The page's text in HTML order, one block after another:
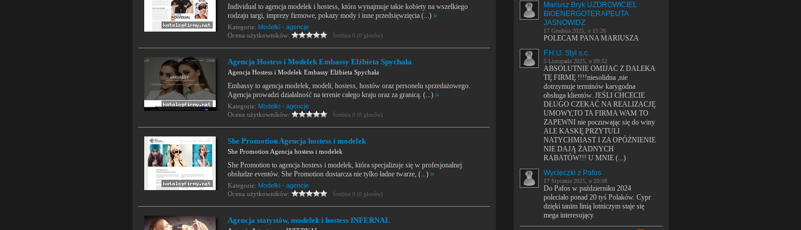
Individual to agencja modelek i hostess, która wynajmuje takie kobiety na wszelkiego
rodzaju targi, imprezy firmowe, pokazy mody i inne przedsięwzięcia (...) »
Kategorie: Modelki - agencje
Ocena użytkowników:
Średnia 0 (0 głosów)
Agencja Hostess i Modelek Embassy Elżbieta Spychała
Agencja Hostess i Modelek Embassy Elżbieta Spychała
Embassy to agencja modelek, modeli, hostess, hostów oraz personelu sprzedażowego.
Agencja prowadzi działalność na terenie całego kraju oraz za granicą. (...) »
Kategorie: Modelki - agencje
Ocena użytkowników:
Średnia 0 (0 głosów)
She Promotion Agencja hostess i modelek
She Promotion Agencja hostess i modelek
She Promotion to agencja hostess i modelek, która specjalizuje się w profesjonalnej
obsłudze eventów. She Promotion dostarcza nie tylko ładne twarze, (...) »
Kategorie: Modelki - agencje
Ocena użytkowników:
Średnia 0 (0 głosów)
Agencja statystów, modelek i hostess INFERNAL
Mariusz Bryk UZDROWICIEL
BIOENERGOTERAPEUTA
JASNOWIDZ
17 Grudnia 2025, o 15:26
POLECAM PANA MARIUSZA
F.H.U. Styl s.c.
5 Listopada 2025, o 09:52
ABSOLUTNIE OMIJAĆ Z DALEKA
TĘ FIRMĘ !!!!niesolidna ,nie
dotrzymuje terminów karygodna
obsługa klientów. JEŚLI CHCECIE
DŁUGO CZEKAĆ NA REALIZACJĘ
UMOWY,TO TA FIRMA WAM TO
ZAPEWNI nie poczuwając się do winy
ALE KASKĘ PRZYTULI
NATYCHMIAST I ZA OPÓŻNIENIE
NIE DAJĄ ŻADNYCH
RABATÓW!!! U MNIE (...)
Wycieczki z Pafos
17 Stycznia 2025, o 20:08
Do Pafos w październiku 2024
poleciało ponad 20 tyś Polaków. Cypr
dzięki tanim linią lotniczym staje się
mega interesujący.